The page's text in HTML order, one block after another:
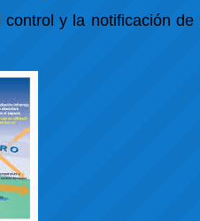
y la notificación de